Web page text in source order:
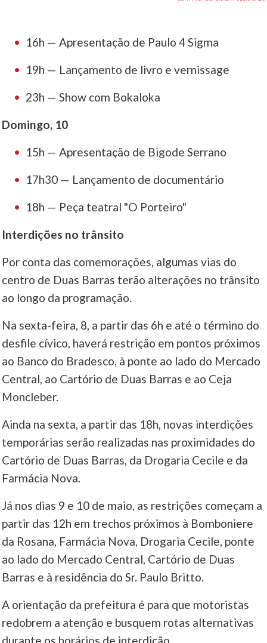
16h — Apresentação de Paulo 4 Sigma
19h — Lançamento de livro e vernissage
23h — Show com Bokaloka
Domingo, 10
15h — Apresentação de Bigode Serrano
17h30 — Lançamento de documentário
18h — Peça teatral "O Porteiro"
Interdições no trânsito
Por conta das comemorações, algumas vias do
centro de Duas Barras terão alterações no trânsito
ao longo da programação.
Na sexta-feira, 8, a partir das 6h e até o término do
desfile cívico, haverá restrição em pontos próximos
ao Banco do Bradesco, à ponte ao lado do Mercado
Central, ao Cartório de Duas Barras e ao Ceja
Moncleber.
Ainda na sexta, a partir das 18h, novas interdições
temporárias serão realizadas nas proximidades do
Cartório de Duas Barras, da Drogaria Cecile e da
Farmácia Nova.
Já nos dias 9 e 10 de maio, as restrições começam a
partir das 12h em trechos próximos à Bomboniere
da Rosana, Farmácia Nova, Drogaria Cecile, ponte
ao lado do Mercado Central, Cartório de Duas
Barras e à residência do Sr. Paulo Britto.
A orientação da prefeitura é para que motoristas
redobrem a atenção e busquem rotas alternativas